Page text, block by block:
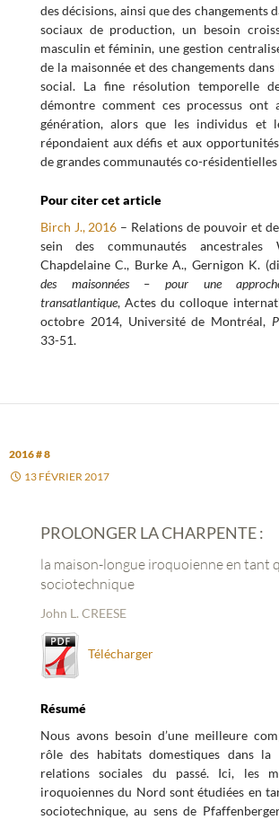
des décisions, ainsi que des changements
sociaux de production, un besoin
masculin et féminin, une gestion
de la maisonnée et des changements dans
social. La fine résolution temporelle
démontre comment ces processus ont
génération, alors que les individus et
répondaient aux défis et aux
de grandes communautés co-
Pour citer cet article
Birch J., 2016 – Relations de pouvoir et
sein des communautés ancestrales
Chapdelaine C., Burke A., Gernigon K.
des maisonnées – pour une
transatlantique, Actes du colloque
octobre 2014, Université de Montréal,
33-51.
2016 # 8
13 FÉVRIER 2017
PROLONGER LA CHARPENTE :
la maison-longue iroquoienne en tant
sociotechnique
John L. CREESE
Télécharger
Résumé
Nous avons besoin d’une meilleure
rôle des habitats domestiques dans la
relations sociales du passé. Ici, les
iroquoiennes du Nord sont étudiées en
sociotechnique, au sens de